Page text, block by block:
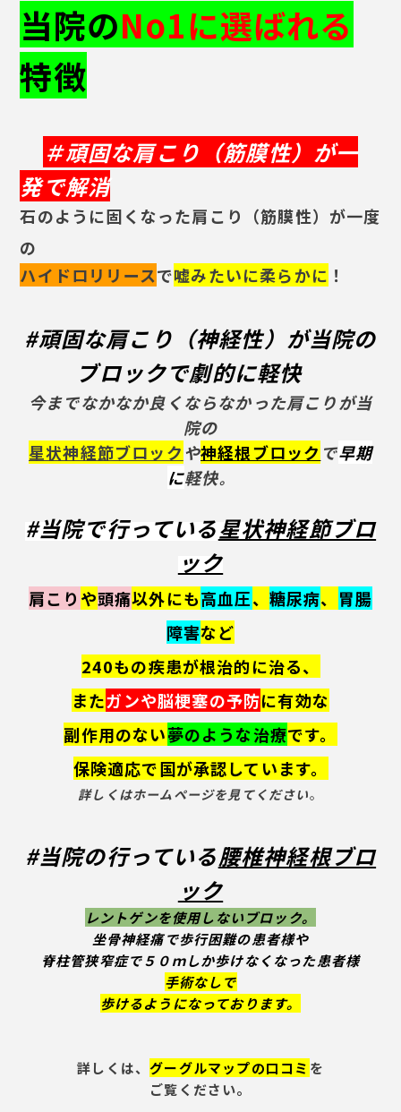
当院のNo1に選ばれる
特徴
＃頑固な肩こり（筋膜性）が一
発で解消
石のように固くなった肩こり（筋膜性）が一度
の
ハイドロリリースで嘘みたいに柔らかに ！
#頑固な肩こり（神経性） が当院の
ブロックで劇的に軽快
今までなかなか良くならなかった肩こりが当
院の
星状神経節ブロックや神経根ブロック で早期
に軽快。
#当院で行っている星状神経節ブロ
ック
肩こり や頭痛以外にも高血圧、 糖尿病、 胃腸
障害など
240もの疾患が根治的に治る、
またガンや脳梗塞の予防に有効な
副作用のない夢のような治療です。
保険適応で国が承認しています。
詳しくはホームページを見てください。
#当院の行っている腰椎神経根ブロ
ック
レントゲンを使用しないブロック。
坐骨神経痛で歩行困難の患者様や
脊柱管狭窄症で５０ｍしか歩けなくなった患者様
手術なしで
歩けるようになっております。
詳しくは、グーグルマップの口コミ を
ご覧ください。